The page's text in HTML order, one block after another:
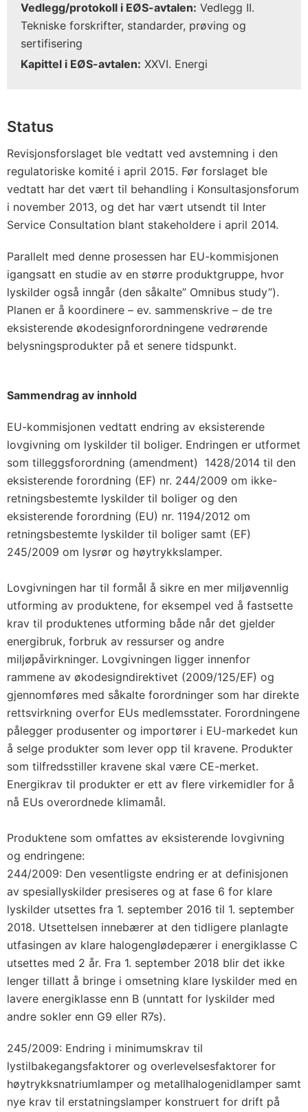
Vedlegg/protokoll i EØS-avtalen: Vedlegg II.
Tekniske forskrifter, standarder, prøving og
sertifisering
Kapittel i EØS-avtalen: XXVI. Energi
Status
Revisjonsforslaget ble vedtatt ved avstemning i den
regulatoriske komité i april 2015. Før forslaget ble
vedtatt har det vært til behandling i Konsultasjonsforum
i november 2013, og det har vært utsendt til Inter
Service Consultation blant stakeholdere i april 2014.
Parallelt med denne prosessen har EU-kommisjonen
igangsatt en studie av en større produktgruppe, hvor
lyskilder også inngår (den såkalte” Omnibus study”).
Planen er å koordinere – ev. sammenskrive – de tre
eksisterende økodesignforordningene vedrørende
belysningsprodukter på et senere tidspunkt.
Sammendrag av innhold
EU-kommisjonen vedtatt endring av eksisterende
lovgivning om lyskilder til boliger. Endringen er utformet
som tilleggsforordning (amendment) 1428/2014 til den
eksisterende forordning (EF) nr. 244/2009 om ikke-
retningsbestemte lyskilder til boliger og den
eksisterende forordning (EU) nr. 1194/2012 om
retningsbestemte lyskilder til boliger samt (EF)
245/2009 om lysrør og høytrykkslamper.
Lovgivningen har til formål å sikre en mer miljøvennlig
utforming av produktene, for eksempel ved å fastsette
krav til produktenes utforming både når det gjelder
energibruk, forbruk av ressurser og andre
miljøpåvirkninger. Lovgivningen ligger innenfor
rammene av økodesigndirektivet (2009/125/EF) og
gjennomføres med såkalte forordninger som har direkte
rettsvirkning overfor EUs medlemsstater. Forordningene
pålegger produsenter og importører i EU-markedet kun
å selge produkter som lever opp til kravene. Produkter
som tilfredsstiller kravene skal være CE-merket.
Energikrav til produkter er ett av flere virkemidler for å
nå EUs overordnede klimamål.
Produktene som omfattes av eksisterende lovgivning
og endringene:
244/2009: Den vesentligste endring er at definisjonen
av spesiallyskilder presiseres og at fase 6 for klare
lyskilder utsettes fra 1. september 2016 til 1. september
2018. Utsettelsen innebærer at den tidligere planlagte
utfasingen av klare halogenglødepærer i energiklasse C
utsettes med 2 år. Fra 1. september 2018 blir det ikke
lenger tillatt å bringe i omsetning klare lyskilder med en
lavere energiklasse enn B (unntatt for lyskilder med
andre sokler enn G9 eller R7s).
245/2009: Endring i minimumskrav til
lystilbakegangsfaktorer og overlevelsesfaktorer for
høytrykksnatriumlamper og metallhalogenidlamper samt
nye krav til erstatningslamper konstruert for drift på